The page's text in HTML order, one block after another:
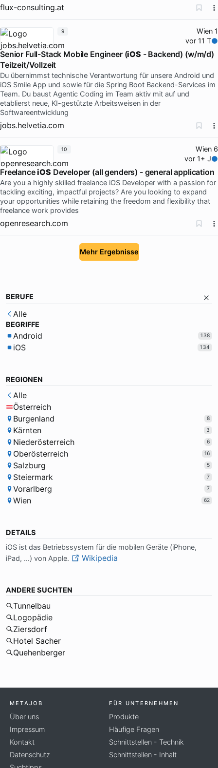
flux-consulting.at
Wien 1
vor 11 T
Senior Full-Stack Mobile Engineer (iOS - Backend) (w/m/d)
Teilzeit/Vollzeit
Du übernimmst technische Verantwortung für unsere Android und
iOS Smile App und sowie für die Spring Boot Backend-Services im
Team. Du baust Agentic Coding im Team aktiv mit auf und
etablierst neue, KI-gestützte Arbeitsweisen in der
Softwareentwicklung
jobs.helvetia.com
9
Wien 6
vor 1+ J
FreelanceiOS Developer (all genders) - general application
Are you a highly skilled freelance iOS Developer with a passion for
tackling exciting, impactful projects? Are you looking to expand
your opportunities while retaining the freedom and flexibility that
freelance work provides
openresearch.com
10
Mehr Ergebnisse
BERUFE
Alle
BEGRIFFE
Android 138
iOS 134
REGIONEN
Alle
Österreich
Burgenland
8
Kärnten 3
Niederösterreich 6
Oberösterreich 16
Salzburg 5
Steiermark 7
Vorarlberg 7
Wien 62
DETAILS
iOS ist das Be­trie­bs­sy­stem für die mo­bi­len Ge­rä­te (iPho­ne,
iPad, ...) von Ap­p­le.
Wikipedia
ANDERE SUCHTEN
Tunnelbau
Logopädie
Ziersdorf
Hotel Sacher
Quehenberger
METAJOB
Über uns
Impressum
Kontakt
Datenschutz
FÜR UNTERNEHMEN
Produkte
Häufige Fragen
Schnittstellen - Technik
Schnittstellen - Inhalt